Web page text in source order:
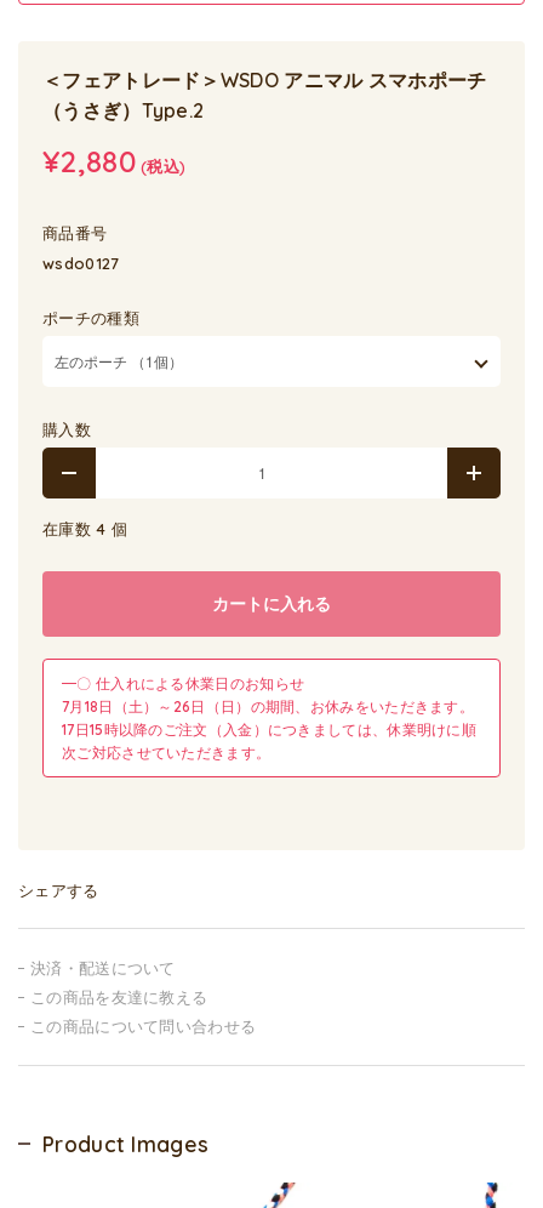
＜フェアトレード＞WSDO アニマル スマホポーチ
（うさぎ）Type.2
¥2,880(税込)
商品番号
wsdo0127
ポーチの種類
購入数
在庫数 4 個
カートに入れる
━〇 仕入れによる休業日のお知らせ
7月18日（土）～26日（日）の期間、お休みをいただきます。
17日15時以降のご注文（入金）につきましては、休業明けに順
次ご対応させていただきます。
シェアする
決済・配送について
この商品を友達に教える
この商品について問い合わせる
Product Images